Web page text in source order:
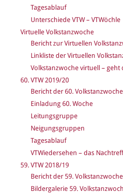
Tagesablauf
Unterschiede VTW – VTWöchle
Virtuelle Volkstanzwoche
Bericht zur Virtuellen
Linkliste der Virtuellen
Volkstanzwoche virtuell – geht
60. VTW 2019/20
Bericht der 60. Volkstanzwoche
Einladung 60. Woche
Leitungsgruppe
Neigungsgruppen
Tagesablauf
VTWiedersehen – das
59. VTW 2018/19
Bericht der 59. Volkstanzwoche
Bildergalerie 59.